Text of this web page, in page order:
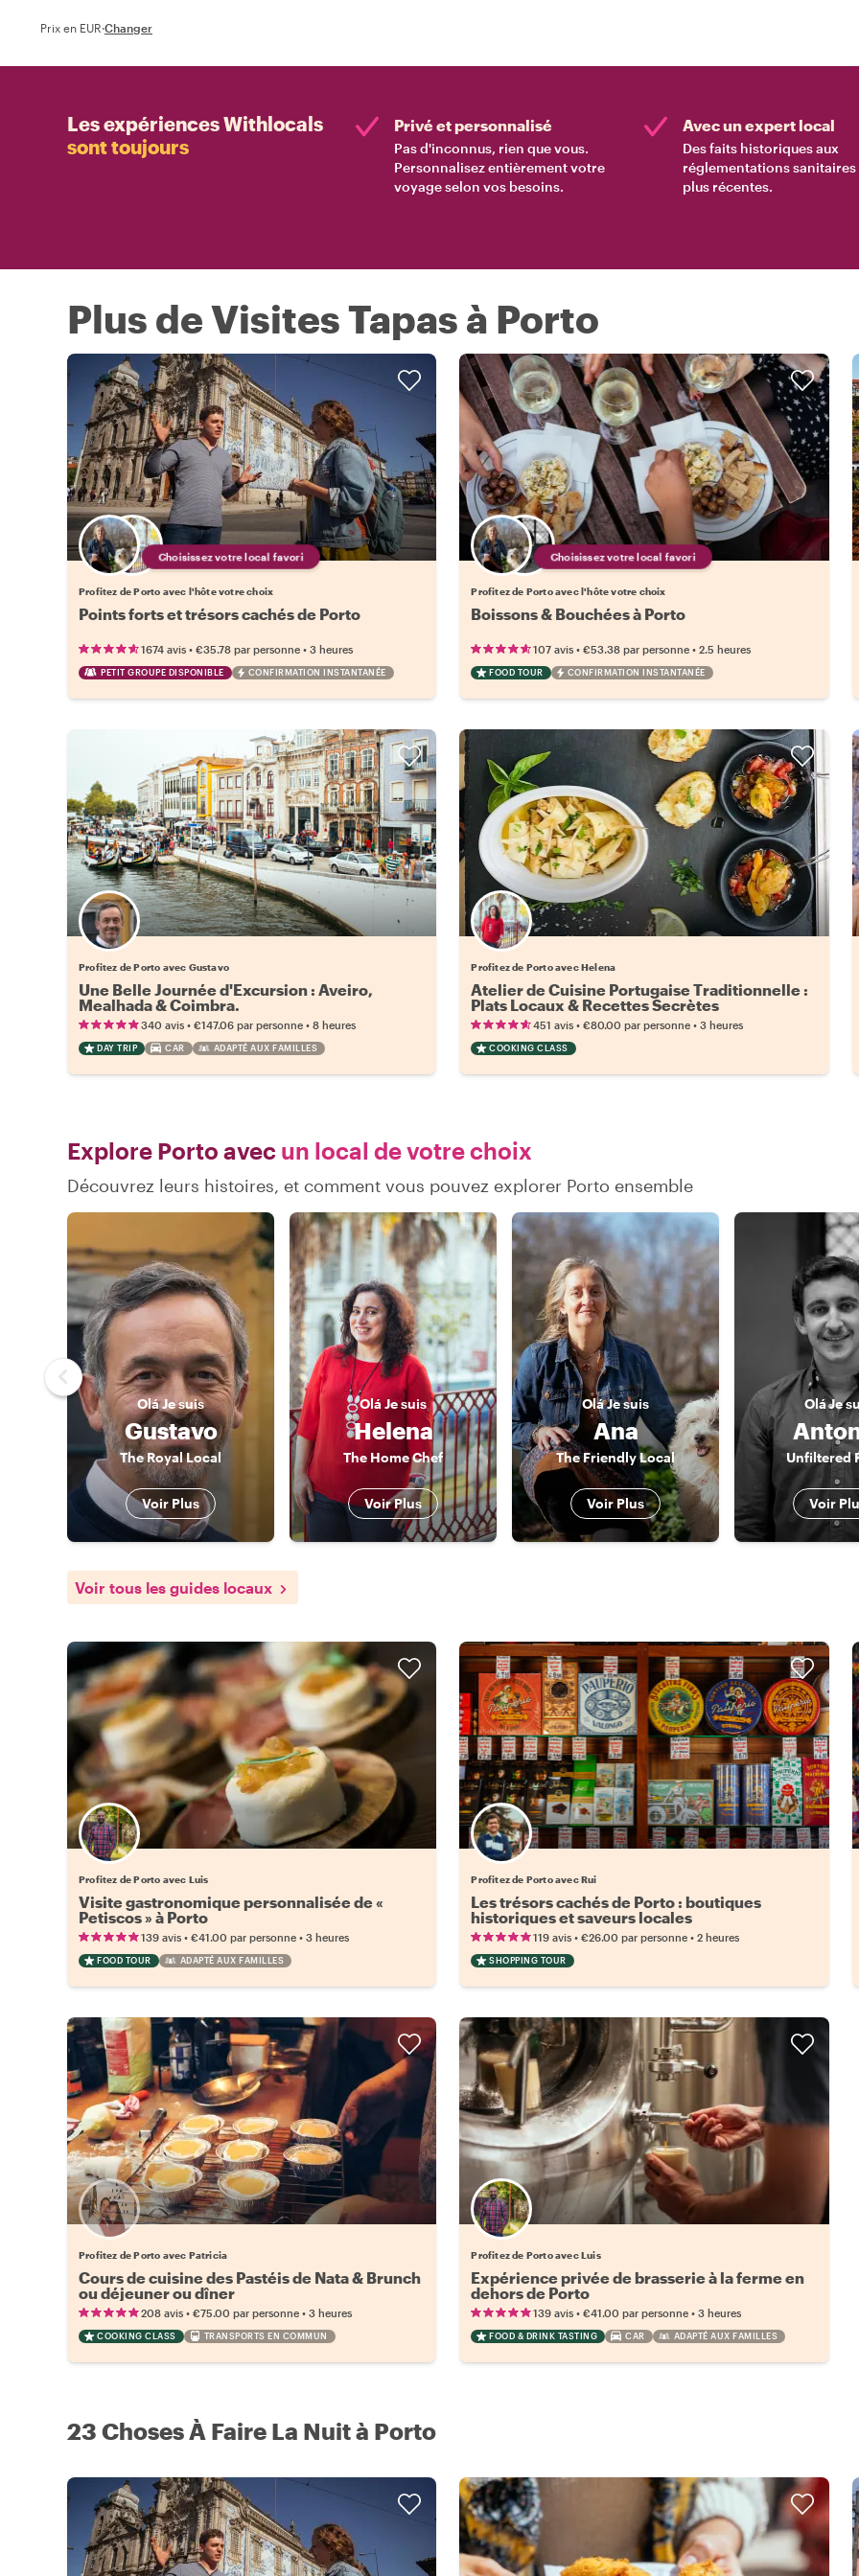
Prix en EUR·Changer
Les expériences Withlocals
sont toujours
Privé et personnalisé
Pas d'inconnus, rien que vous.
Personnalisez entièrement votre
voyage selon vos besoins.
Avec un expert local
Des faits historiques aux
réglementations sanitaires
plus récentes.
Plus de Visites Tapas à Porto
Choisissez votre local favori
Profitez de Porto avec l'hôte votre choix
Points forts et trésors cachés de Porto
1674 avis • €35.78 par personne • 3 heures
PETIT GROUPE DISPONIBLE CONFIRMATION INSTANTANÉE
Choisissez votre local favori
Profitez de Porto avec l'hôte votre choix
Boissons & Bouchées à Porto
107 avis •€53.38 par personne •2.5 heures
FOOD TOUR CONFIRMATION INSTANTANÉE
Profitez de Porto avec Gustavo
Une Belle Journée d'Excursion : Aveiro,
Mealhada & Coimbra.
340 avis • €147.06 par personne • 8 heures
DAY TRIP CAR ADAPTÉ AUX FAMILLES
Profitez de Porto avec Helena
Atelier de Cuisine Portugaise Traditionnelle :
Plats Locaux & Recettes Secrètes
451 avis •€80.00 par personne •3 heures
COOKING CLASS
Explore Porto avec un local de votre choix
Découvrez leurs histoires, et comment vous pouvez explorer Porto ensemble
OláJe suis
Gustavo
The Royal Local
Voir Plus
OláJe suis
Helena
The Home Chef
Voir Plus
OláJe suis
Ana
The Friendly Local
Voir Plus
OláJe
Unfiltered
Voir
Voir tous les guides locaux
Profitez de Porto avec Luis
Visite gastronomique personnalisée de «
Petiscos » à Porto
139 avis • €41.00 par personne • 3 heures
FOOD TOUR ADAPTÉ AUX FAMILLES
Profitez de Porto avec Rui
Les trésors cachés de Porto : boutiques
historiques et saveurs locales
119 avis •€26.00 par personne •2 heures
SHOPPING TOUR
Profitez de Porto avec Patricia
Cours de cuisine des Pastéis de Nata & Brunch
ou déjeuner ou dîner
208 avis • €75.00 par personne • 3 heures
COOKING CLASS TRANSPORTS EN COMMUN
Profitez de Porto avec Luis
Expérience privée de brasserie à la ferme en
dehors de Porto
139 avis •€41.00 par personne •3 heures
FOOD & DRINK TASTING CAR ADAPTÉ AUX FAMILLES
23 Choses À Faire La Nuit à Porto